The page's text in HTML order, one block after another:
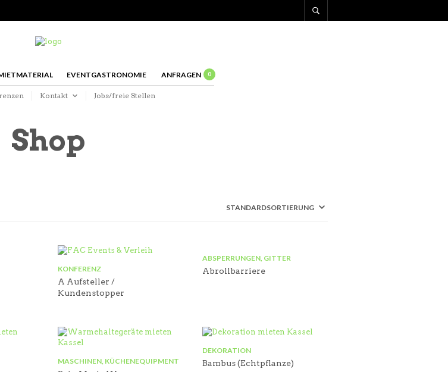
EVENTGASTRONOMIE ANFRAGEN 0
Kontakt Jobs/freie Stellen
Shop
KONFERENZ
A Aufsteller /
Kundenstopper
ABSPERRUNGEN, GITTER
Abrollbarriere
MASCHINEN, KÜCHENEQUIPMENT
DEKORATION
Bambus (Echtpflanze)